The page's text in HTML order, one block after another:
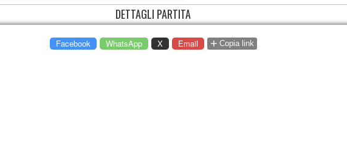
DETTAGLI PARTITA
Facebook WhatsApp X Email + Copia link